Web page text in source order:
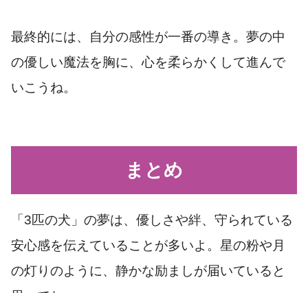
最終的には、自分の感性が一番の導き。夢の中
の優しい魔法を胸に、心を柔らかくして進んで
いこうね。
まとめ
「3匹の犬」の夢は、優しさや絆、守られている
安心感を伝えていることが多いよ。星の粉や月
の灯りのように、静かな励ましが届いていると